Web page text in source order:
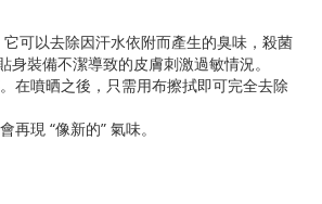
可以去除因汗水依附而產生的臭味，殺菌
身裝備不潔導致的皮膚刺激過敏情況。
在噴晒之後，只需用布擦拭即可完全去除
再現 “像新的” 氣味。